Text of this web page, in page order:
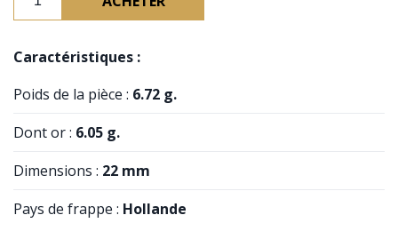
Caractéristiques :
Poids de la pièce : 6.72 g.
Dont or : 6.05 g.
Dimensions : 22 mm
Pays de frappe : Hollande